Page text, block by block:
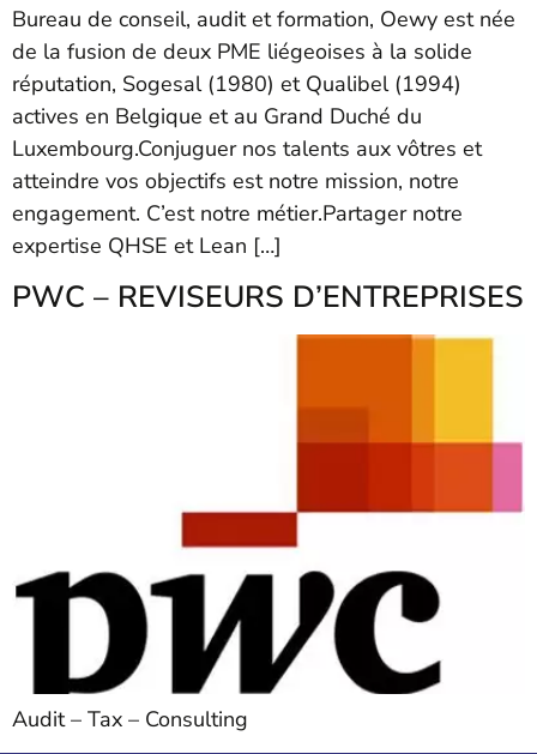
Bureau de conseil, audit et formation, Oewy est née
de la fusion de deux PME liégeoises à la solide
réputation, Sogesal (1980) et Qualibel (1994)
actives en Belgique et au Grand Duché du
Luxembourg.Conjuguer nos talents aux vôtres et
atteindre vos objectifs est notre mission, notre
engagement. C’est notre métier.Partager notre
expertise QHSE et Lean […]
PWC – REVISEURS D’ENTREPRISES
Audit – Tax – Consulting